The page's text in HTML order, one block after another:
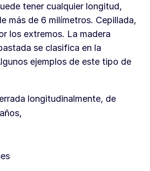
tener cualquier longitud,
más de 6 milímetros. Cepillada,
los extremos. La madera
se clasifica en la
ejemplos de este tipo de
longitudinalmente, de